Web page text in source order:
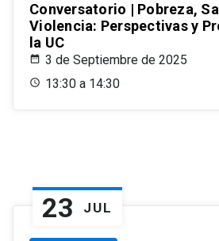
Conversatorio | Pobreza,
Violencia: Perspectivas y
la UC
3 de Septiembre de 2025
13:30 a 14:30
23 JUL